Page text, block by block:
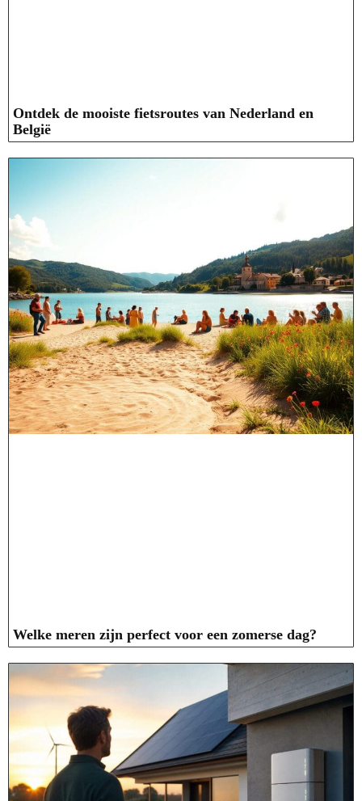
Ontdek de mooiste fietsroutes van Nederland en
België
Welke meren zijn perfect voor een zomerse dag?